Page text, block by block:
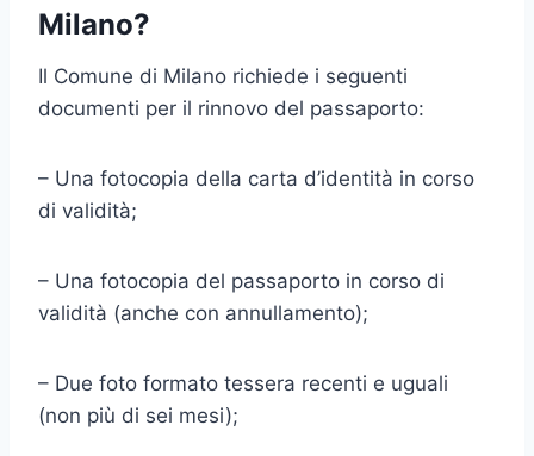
Milano?
Il Comune di Milano richiede i seguenti
documenti per il rinnovo del passaporto:
– Una fotocopia della carta d’identità in corso
di validità;
– Una fotocopia del passaporto in corso di
validità (anche con annullamento);
– Due foto formato tessera recenti e uguali
(non più di sei mesi);